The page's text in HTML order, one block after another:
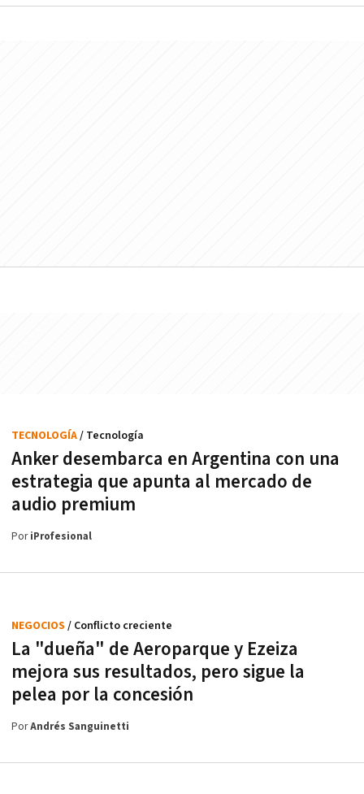
Anker desembarca en Argentina con una
estrategia que apunta al mercado de
audio premium
TECNOLOGÍA/ Tecnología
PoriProfesional
La "dueña" de Aeroparque y Ezeiza
mejora sus resultados, pero sigue la
pelea por la concesión
NEGOCIOS / Conflicto creciente
PorAndrés Sanguinetti